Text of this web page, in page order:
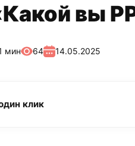
вы
мин 64 14.05.2025
клик